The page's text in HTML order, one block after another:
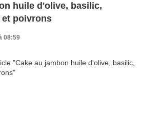
huile d'olive, basilic,
poivrons
08:59